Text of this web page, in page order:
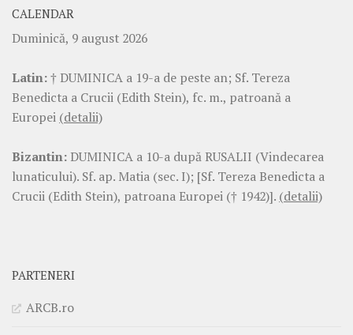
CALENDAR
Duminică, 9 august 2026
Latin:† DUMINICA a 19-a de peste an; Sf. Tereza
Benedicta a Crucii (Edith Stein), fc. m., patroană a
Europei (detalii)
Bizantin: DUMINICA a 10-a după RUSALII (Vindecarea
lunaticului). Sf. ap. Matia (sec. I); [Sf. Tereza Benedicta a
Crucii (Edith Stein), patroana Europei († 1942)]. (detalii)
PARTENERI
ARCB.ro